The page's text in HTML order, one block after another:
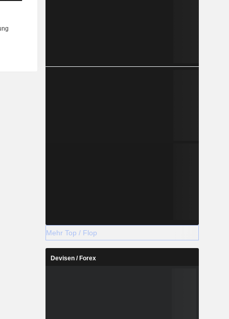
Mehr Top / Flop
Devisen / Forex